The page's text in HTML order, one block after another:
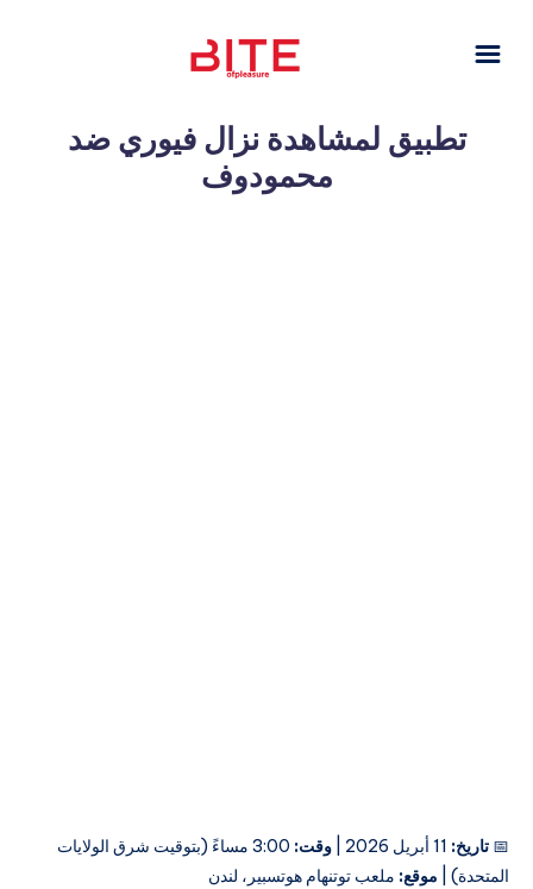
تطبيق لمشاهدة نزال فيوري ضد
محمودوف
📅 تاريخ: وقت:
3:00 مساءً (بتوقيت شرق الولايات
المتحدة) | موقع: ملعب توتنهام هوتسبير، لندن